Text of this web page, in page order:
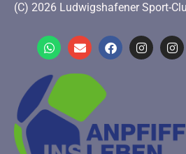
(C) 2026 Ludwigshafener Sport-